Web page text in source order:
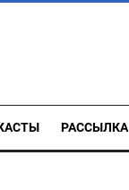
РАССЫЛКА